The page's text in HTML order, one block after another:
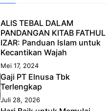
ALIS TEBAL DALAM
PANDANGAN KITAB FATHUL
IZAR: Panduan Islam untuk
Kecantikan Wajah
Mei 17, 2024
Gaji PT Elnusa Tbk
Terlengkap
Juli 28, 2026